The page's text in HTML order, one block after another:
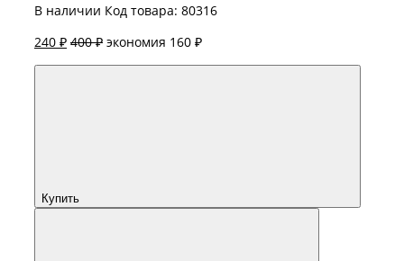
В наличии Код товара: 80316
240 ₽ 400 ₽ экономия 160 ₽
Купить